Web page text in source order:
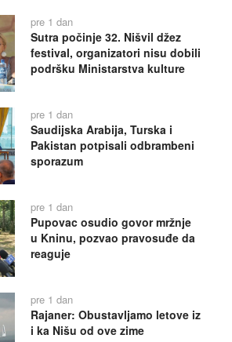
pre 1 dan
Sutra počinje 32. Nišvil džez
festival, organizatori nisu dobili
podršku Ministarstva kulture
pre 1 dan
Saudijska Arabija, Turska i
Pakistan potpisali odbrambeni
sporazum
pre 1 dan
Pupovac osudio govor mržnje
u Kninu, pozvao pravosuđe da
reaguje
pre 1 dan
Rajaner: Obustavljamo letove iz
i ka Nišu od ove zime